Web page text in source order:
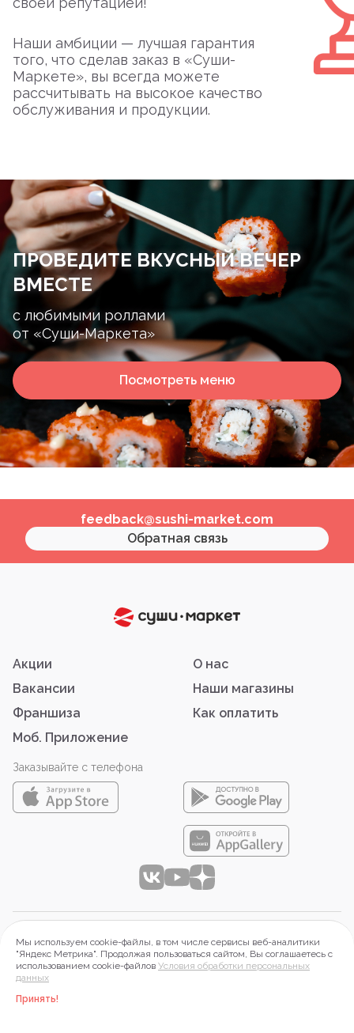
Наши амбиции — лучшая гарантия
того, что сделав заказ в «Суши-
Маркете», вы всегда можете
рассчитывать на высокое качество
обслуживания и продукции.
ПРОВЕДИТЕ ВКУСНЫЙ ВЕЧЕР
ВМЕСТЕ
с любимыми роллами
от «Суши-Маркета»
Посмотреть меню
feedback@sushi-market.com
Обратная связь
Акции
О нас
Вакансии
Наши магазины
Франшиза
Как оплатить
Моб. Приложение
Заказывайте с телефона
644099 г. Омск, Набережная Тухачевского, д.16, оф.2П.
ИНН 5503197313, ОГРН 1215500015268
Правовая информация
Мы используем cookie-файлы, в том числе сервисы веб-аналитики
"Яндекс Метрика". Продолжая пользоваться сайтом, Вы соглашаетесь с
использованием cookie-файлов Условия обработки персональных
данных
Принять!